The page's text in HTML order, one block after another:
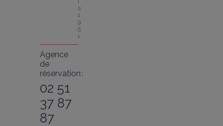
s
1
9
5
1
Agence
de
réservation :
02 51
37 87
87